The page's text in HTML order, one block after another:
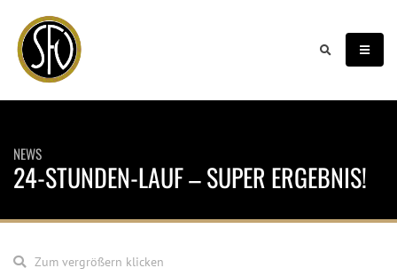
NEWS
24-STUNDEN-LAUF – SUPER ERGEBNIS!
Zum vergrößern klicken